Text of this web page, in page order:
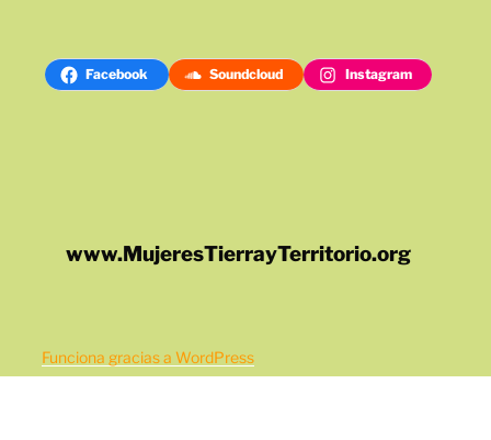
Facebook Soundcloud Instagram
www.MujeresTierrayTerritorio.org
Funciona gracias a WordPress